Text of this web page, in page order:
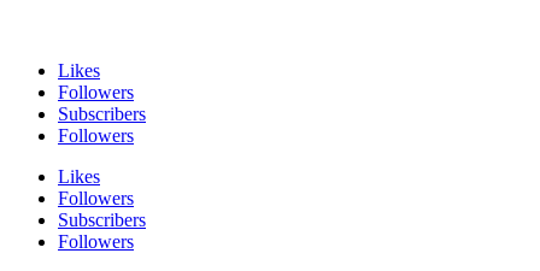
Likes
Followers
Subscribers
Followers
Likes
Followers
Subscribers
Followers